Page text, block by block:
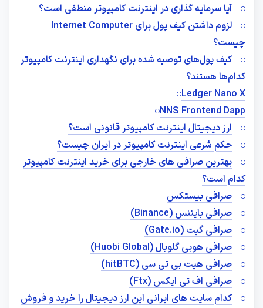
آیا سرمایه گذاری در اینترنت کامپیوتر منطقی است؟
لزوم داشتن کیف پول برای Internet Computer
چیست؟
کیف پول‌های توصیه شده برای نگهداری اینترنت کامپیوتر
کدام‌ها هستند؟
Ledger Nano X
NNS Frontend Dapp
ارز دیجیتال اینترنت کامپیوتر قانونی است؟
حکم شرعی اینترنت کامپیوتر در ایران چیست؟
بهترین صرافی های خارجی برای خرید اینترنت کامپیوتر
کدام است؟
صرافی بیستکس
صرافی بایننس (Binance)
صرافی گیت (Gate.io)
صرافی هوبی گلوبال (Huobi Global‎)
صرافی هیت بی تی سی (hitBTC)
صرافی اف تی ایکس (Ftx)
کدام سایت های ایرانی این ارز دیجیتال را خرید و فروش